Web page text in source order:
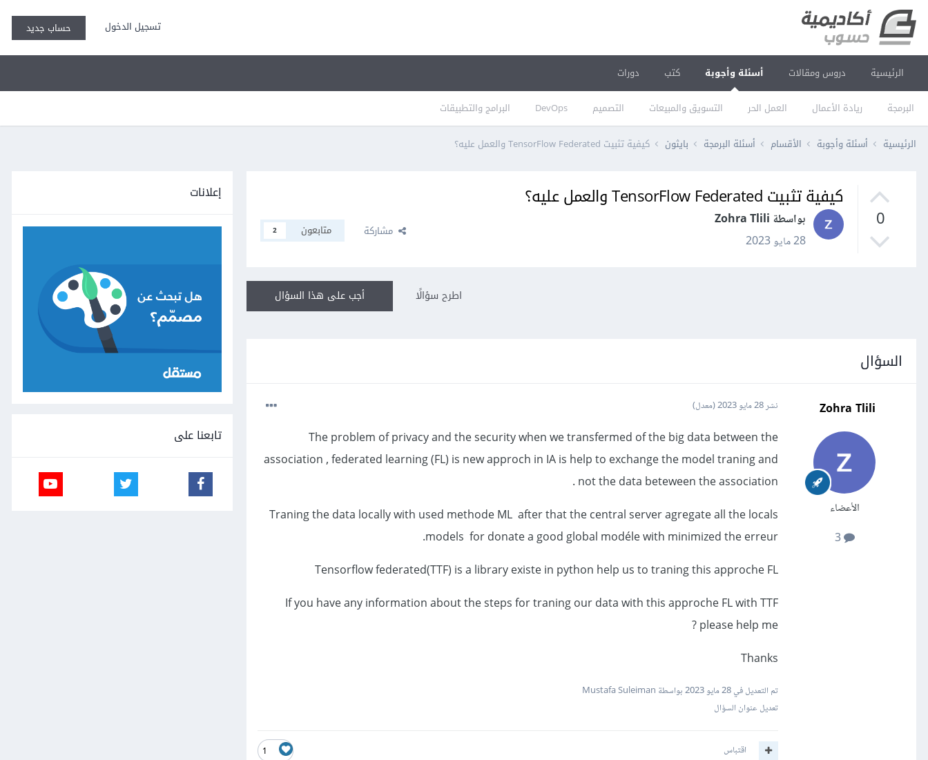
تسجيل الدخول حساب جديد
الرئيسية دروس ومقالات أسئلة وأجوبة
البرمجة ريادة الأعمال العمل الحر التسويق والمبيعات التصميم DevOps البرامج والتطبيقات
كتب دورات
الرئيسية أسئلة وأجوبة الأقسام أسئلة البرمجة بايثون كيفية تثبيت TensorFlow Federated والعمل عليه؟
0
كيفية تثبيت TensorFlow Federated والعمل عليه؟
بواسطة Zohra Tlili
28 مايو 2023
مشاركة متابعون 2
أجب على هذا السؤال اطرح سؤالًا
السؤال
Zohra Tlili
الأعضاء
3
نشر28 مايو 2023 (معدل)
The problem of privacy and the security when we transfermed of the big data between the
association , federated learning (FL) is new approch in IA is help to exchange the model traning and
not the data beteween the association .
Traning the data locally with used methode ML after that the central server agregate all the locals
models for donate a good global modéle with minimized the erreur.
Tensorflow federated(TTF) is a library existe in python help us to traning this approche FL
If you have any information about the steps for traning our data with this approche FL with TTF
please help me ?
Thanks
تم التعديل في28 مايو 2023
بواسطة Mustafa Suleiman
تعديل عنوان السؤال
1 اقتباس
إعلانات
تابعنا على